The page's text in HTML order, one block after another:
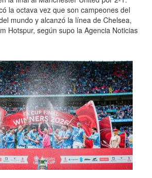
la octava vez que son campeones del
mundo y alcanzó la línea de Chelsea,
Hotspur, según supo la Agencia Noticias